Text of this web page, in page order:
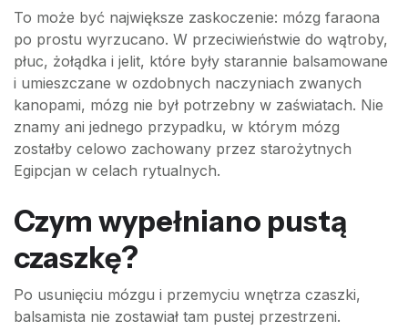
To może być największe zaskoczenie: mózg faraona
po prostu wyrzucano. W przeciwieństwie do wątroby,
płuc, żołądka i jelit, które były starannie balsamowane
i umieszczane w ozdobnych naczyniach zwanych
kanopami, mózg nie był potrzebny w zaświatach. Nie
znamy ani jednego przypadku, w którym mózg
zostałby celowo zachowany przez starożytnych
Egipcjan w celach rytualnych.
Czym wypełniano pustą
czaszkę?
Po usunięciu mózgu i przemyciu wnętrza czaszki,
balsamista nie zostawiał tam pustej przestrzeni.